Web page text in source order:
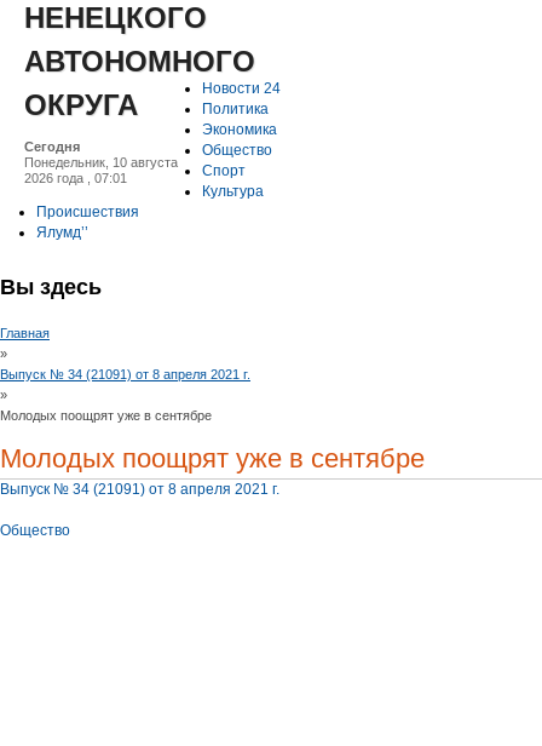
НЕНЕЦКОГО
АВТОНОМНОГО
ОКРУГА
Сегодня
Понедельник, 10 августа
2026 года , 07:01
Новости 24
Политика
Экономика
Общество
Спорт
Культура
Происшествия
Ялумд’’
Вы здесь
Главная
»
Выпуск № 34 (21091) от 8 апреля 2021 г.
»
Молодых поощрят уже в сентябре
Молодых поощрят уже в сентябре
Выпуск № 34 (21091) от 8 апреля 2021 г.
Общество